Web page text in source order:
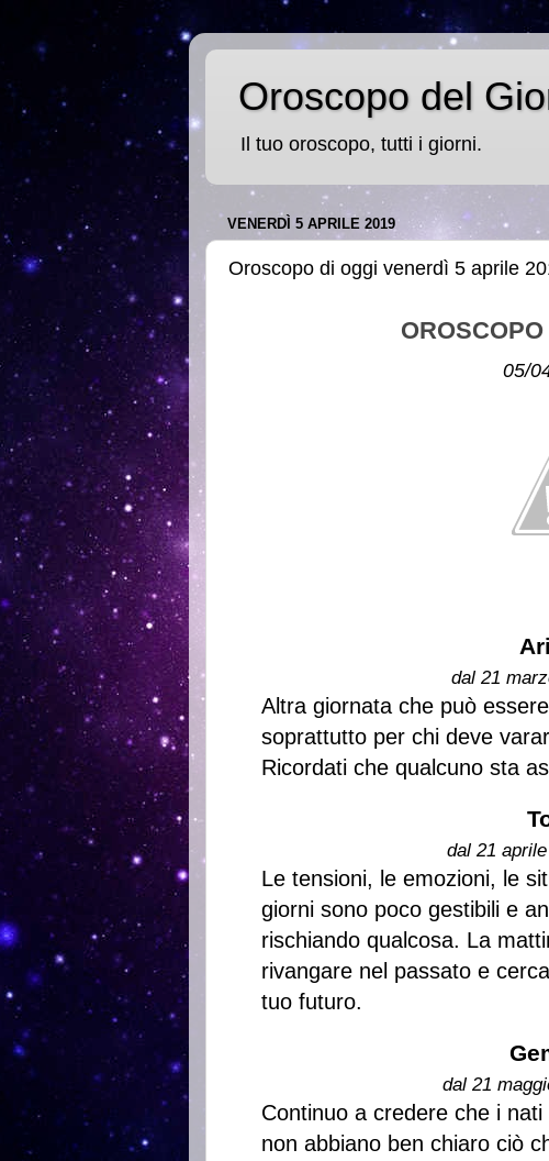
Oroscopo del
Il tuo oroscopo, tutti i giorni.
VENERDÌ 5 APRILE 2019
Oroscopo di oggi venerdì 5 aprile
05/
dal 21
Altra giornata che può
soprattutto per chi deve
Ricordati che qualcuno sta
dal 21
Le tensioni, le emozioni, le
giorni sono poco gestibili e
rischiando qualcosa. La
rivangare nel passato e
tuo futuro.
dal 21
Continuo a credere che i
non abbiano ben chiaro ciò